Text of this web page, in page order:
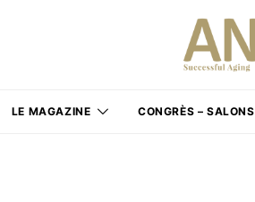
LE MAGAZINE CONGRÈS – SALONS